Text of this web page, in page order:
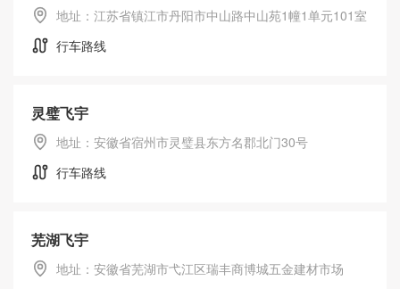
地址：江苏省镇江市丹阳市中山路中山苑1幢1单元101室
行车路线
灵璧飞宇
地址：安徽省宿州市灵璧县东方名郡北门30号
行车路线
芜湖飞宇
地址：安徽省芜湖市弋江区瑞丰商博城五金建材市场